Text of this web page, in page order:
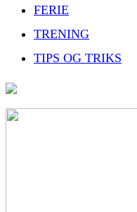
FERIE
TRENING
TIPS OG TRIKS